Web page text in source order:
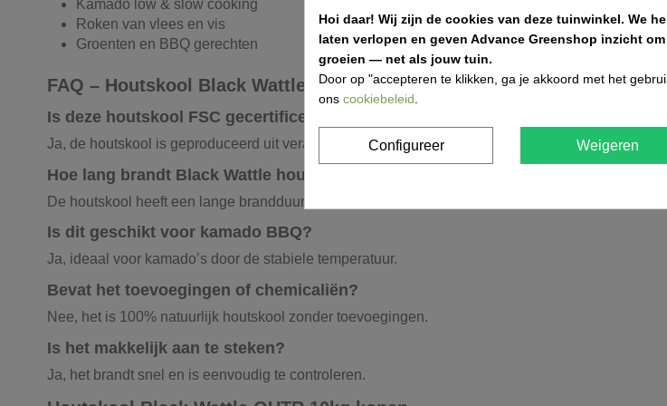
Kamado low & slow cooking
Roken van vlees en vis
Groenten en BBQ gerechten
FAQ – Houtskool Black Wattle OUTR
Is deze houtskool FSC gecertificeerd?
Ja, de houtskool is geproduceerd uit verantwoord beheerd hout.
Hoe lang brandt Black Wattle houtskool?
De houtskool heeft een lange brandduur en houdt goed warmte vast.
Is dit geschikt voor kamado BBQ?
Ja, ideaal voor kamado’s door de stabiele temperatuur.
Bevat het toevoegingen of chemicaliën?
Nee, het is 100% natuurlijk houtskool zonder toevoegingen.
Is het makkelijk aan te steken?
Ja, het brandt snel en is eenvoudig te controleren.
Hoi daar! Wij zijn de cookies van deze tuinwinkel. We
laten verlopen en geven Advance Greenshop inzicht
groeien — net als jouw tuin.
Door op "accepteren te klikken, ga je akkoord met het
ons cookiebeleid
Configureer Weigeren